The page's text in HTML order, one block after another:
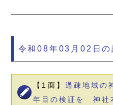
令和08年03月02日の
【1面】 過疎地域の
年目の検証を 神社